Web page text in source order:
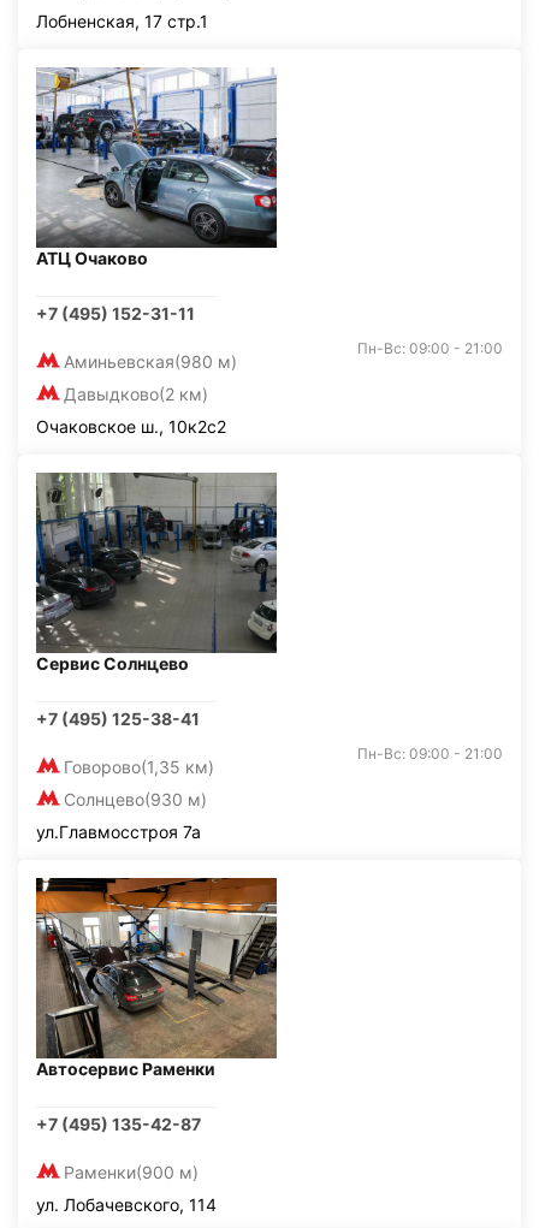
Лобненская, 17 стр.1
АТЦ Очаково
+7 (495) 152-31-11
Аминьевская(980 м)
Давыдково(2 км)
Пн-Вс: 09:00 - 21:00
Очаковское ш., 10к2с2
Сервис Солнцево
+7 (495) 125-38-41
Говорово(1,35 км)
Солнцево(930 м)
Пн-Вс: 09:00 - 21:00
ул.Главмосстроя 7а
Автосервис Раменки
+7 (495) 135-42-87
Раменки(900 м)
ул. Лобачевского, 114